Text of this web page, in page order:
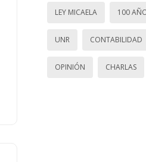
LEY MICAELA 100
UNR CONTABILIDAD
OPINIÓN CHARLAS